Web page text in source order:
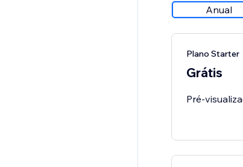
Anual
Plano Starter
Grátis
Pré-